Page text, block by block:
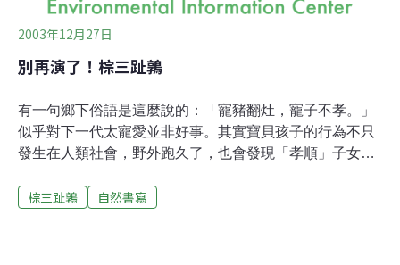
2003年12月27日
別再演了！棕三趾鶉
有一句鄉下俗語是這麼說的：「寵豬翻灶，寵子不孝。」
似乎對下一代太寵愛並非好事。其實寶貝孩子的行為不只
發生在人類社會，野外跑久了，也會發現「孝順」子女、
子」鵪鶉。 那一次是在高屏溪河床上，當時我踩過草叢，
棕三趾鶉 自然書寫